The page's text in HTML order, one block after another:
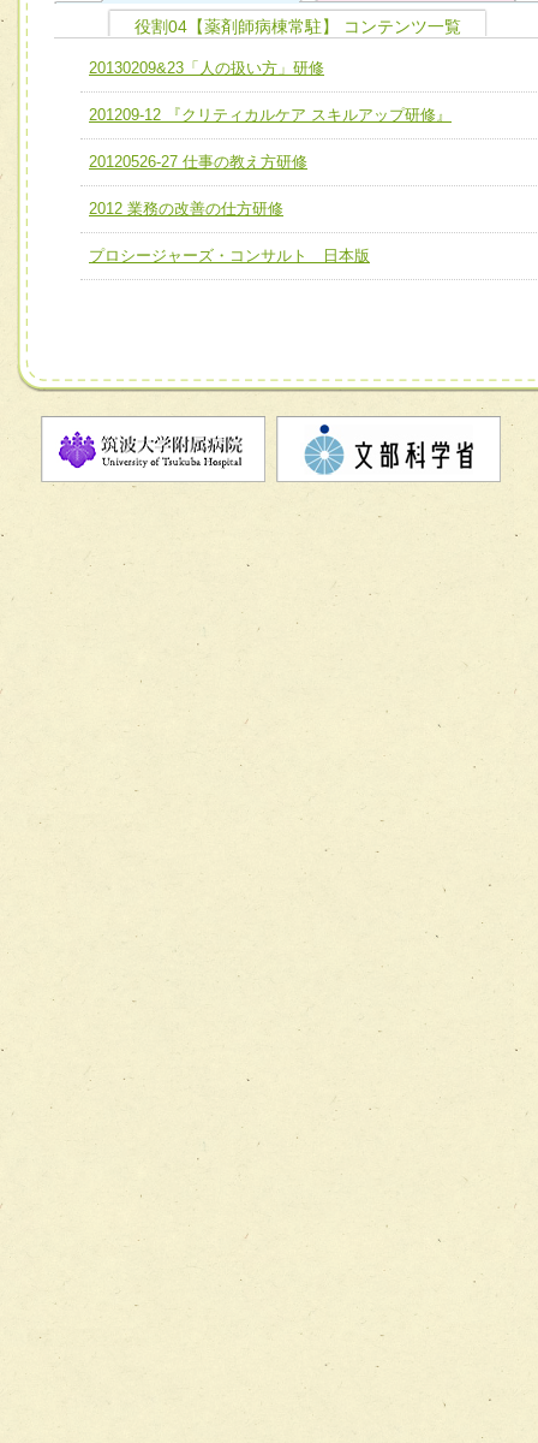
ユニット１ 医療人としての基礎能力
全人的医療を実践する医療人として、必要な基礎能力を身
ける
ユニット２ チーム医療構成力
必要に応じて柔軟に医療チームを組織し、強調できる
ユニット３ 多職種連携力
他職種の視点とスキルを学び、相互理解と連携を深める
チーム01【病院内横断的問題解決チーム】
チーム02【地域医療連携推進による高度医療を必要とする
宅患者等支援チーム】
チーム03【癌患者服薬サポートチーム】
チーム04【口腔ケアチーム】
チーム07【病院職員に対する院内感染対策教育チーム】
チーム08【地域関係機関と連携した小児リハビリテーショ
チーム】
チーム10【包括的リハビリテーションコンサルテーション
チーム11【摂食・嚥下サポートチーム】
チーム12【こどもの食育支援チーム】
チーム13【非がんに対する緩和ケアチーム】
役割04【薬剤師病棟常駐】 コンテンツ一覧
20130209&23「人の扱い方」研修
201209-12 『クリティカルケア スキルアップ研修』
20120526-27 仕事の教え方研修
2012 業務の改善の仕方研修
プロシージャーズ・コンサルト 日本版